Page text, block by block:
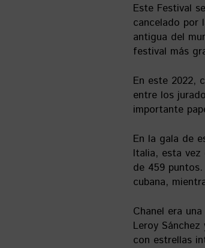
Este Festival
cancelado por
antigua del
festival más
En este 2022,
entre los
importante
En la gala de
Italia, esta vez
de 459
cubana,
Chanel era
Leroy
con estrellas